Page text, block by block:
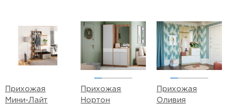
Прихожая
Мини-Лайт
Прихожая
Нортон
Прихожая
Оливия